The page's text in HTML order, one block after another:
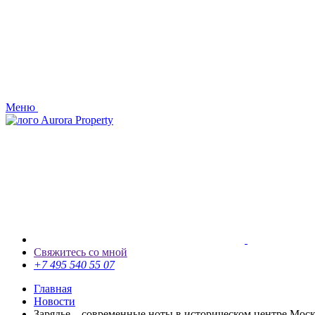
Меню
Aurora Property
Свяжитесь со мной
+7 495 540 55 07
Главная
Новости